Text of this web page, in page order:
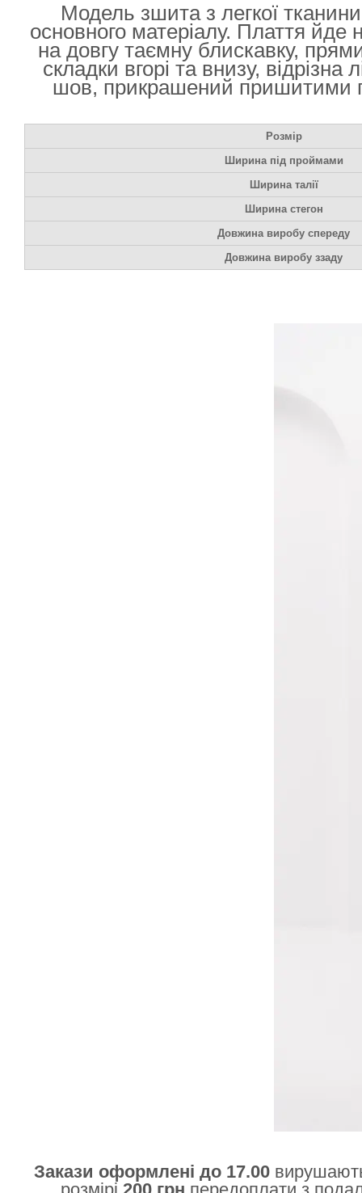
Модель зшита з легкої
основного матеріалу. Плаття йде
на довгу таємну блискавку,
складки вгорі та внизу,
шов, прикрашений пришитими
Розмір
Ширина під проймами
Ширина талії
Ширина стегон
Довжина виробу спереду
Довжина виробу ззаду
Закази оформлені до 17.00